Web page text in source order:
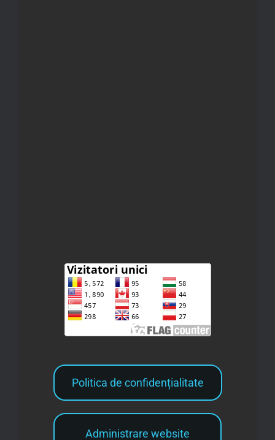
Politica de confidențialitate
Administrare website